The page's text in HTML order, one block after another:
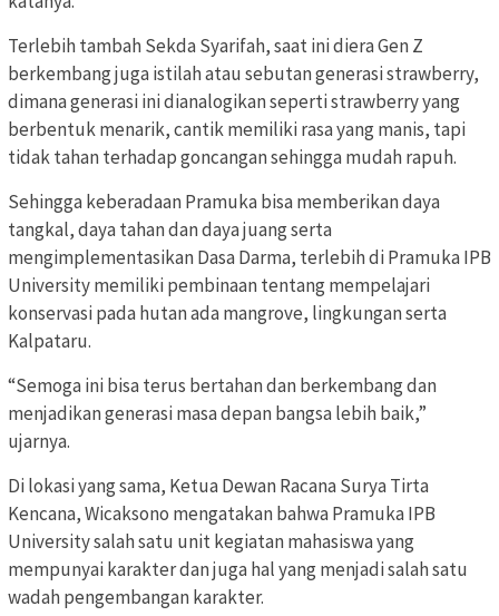
Terlebih tambah Sekda Syarifah, saat ini diera Gen Z
berkembang juga istilah atau sebutan generasi strawberry,
dimana generasi ini dianalogikan seperti strawberry yang
berbentuk menarik, cantik memiliki rasa yang manis, tapi
tidak tahan terhadap goncangan sehingga mudah rapuh.
Sehingga keberadaan Pramuka bisa memberikan daya
tangkal, daya tahan dan daya juang serta
mengimplementasikan Dasa Darma, terlebih di Pramuka IPB
University memiliki pembinaan tentang mempelajari
konservasi pada hutan ada mangrove, lingkungan serta
Kalpataru.
“Semoga ini bisa terus bertahan dan berkembang dan
menjadikan generasi masa depan bangsa lebih baik,”
ujarnya.
Di lokasi yang sama, Ketua Dewan Racana Surya Tirta
Kencana, Wicaksono mengatakan bahwa Pramuka IPB
University salah satu unit kegiatan mahasiswa yang
mempunyai karakter dan juga hal yang menjadi salah satu
wadah pengembangan karakter.